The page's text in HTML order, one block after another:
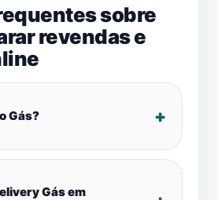
sobre
revendas e
Gás?
Gás em